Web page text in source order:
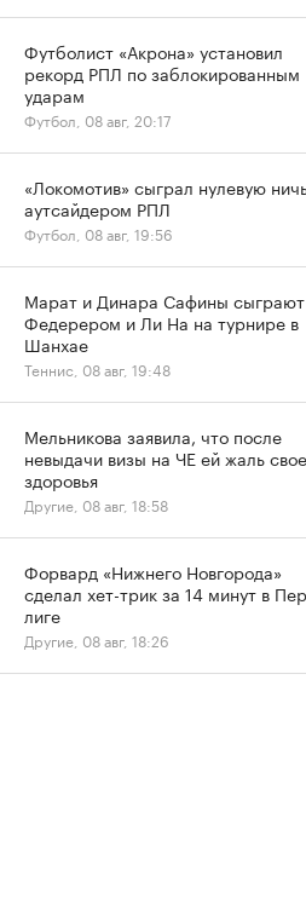
Футболист «Акрона» установил
рекорд РПЛ по заблокированным
ударам
Футбол, 08 авг, 20:17
«Локомотив» сыграл нулевую
аутсайдером РПЛ
Футбол, 08 авг, 19:56
Марат и Динара Сафины
Федерером и Ли На на турнире в
Шанхае
Теннис, 08 авг, 19:48
Мельникова заявила, что после
невыдачи визы на ЧЕ ей жаль
здоровья
Другие, 08 авг, 18:58
Форвард «Нижнего Новгорода»
сделал хет-трик за 14 минут в
лиге
Другие, 08 авг, 18:26